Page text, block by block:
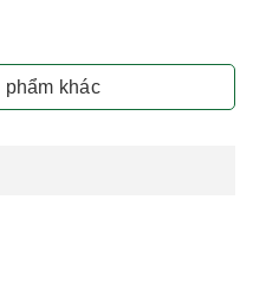
phẩm khác